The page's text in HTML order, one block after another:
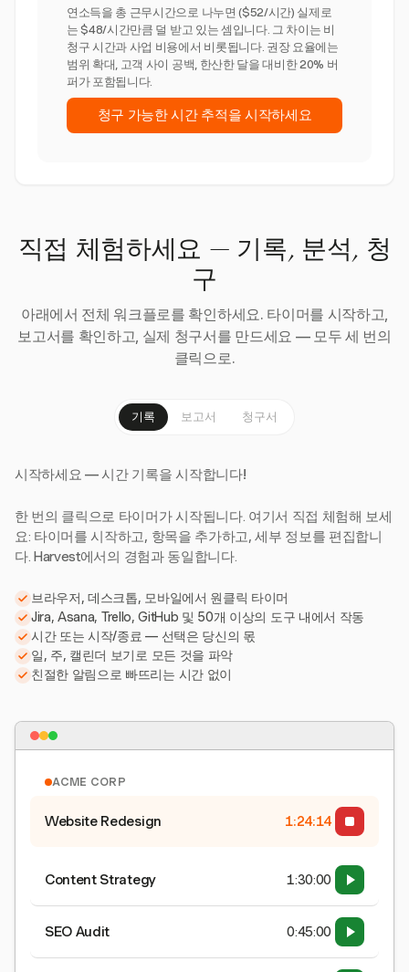
연소득을 총 근무시간으로 나누면 ($52/시간) 실제로
는 $48/시간만큼 덜 받고 있는 셈입니다. 그 차이는 비
청구 시간과 사업 비용에서 비롯됩니다. 권장 요율에는
범위 확대, 고객 사이 공백, 한산한 달을 대비한 20% 버
퍼가 포함됩니다.
청구 가능한 시간 추적을 시작하세요
직접 체험하세요 — 기록, 분석, 청
구
아래에서 전체 워크플로를 확인하세요. 타이머를 시작하고,
보고서를 확인하고, 실제 청구서를 만드세요 — 모두 세 번의
클릭으로.
기록 보고서 청구서
시작하세요 — 시간 기록을 시작합니다!
한 번의 클릭으로 타이머가 시작됩니다. 여기서 직접 체험해 보세
요: 타이머를 시작하고, 항목을 추가하고, 세부 정보를 편집합니
다. Harvest에서의 경험과 동일합니다.
브라우저, 데스크톱, 모바일에서 원클릭 타이머
Jira, Asana, Trello, GitHub 및 50개 이상의 도구 내에서 작동
시간 또는 시작/종료 — 선택은 당신의 몫
일, 주, 캘린더 보기로 모든 것을 파악
친절한 알림으로 빠뜨리는 시간 없이
ACME CORP
Website Redesign 1:24:15
Content Strategy 1:30:00
SEO Audit 0:45:00